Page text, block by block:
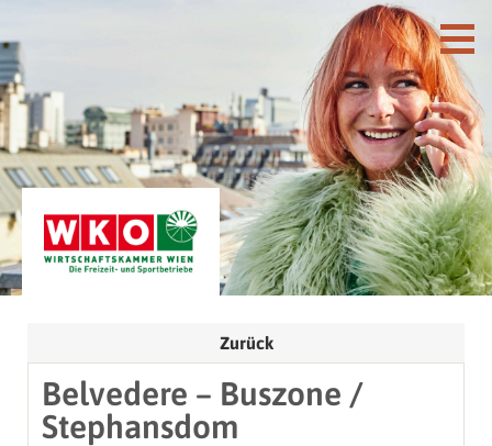
Zurück
Belvedere – Buszone /
Stephansdom